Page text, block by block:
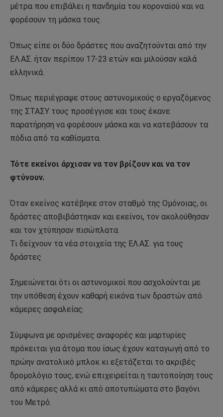
μέτρα που επιβάλει η πανδημία του κοροναϊού και να
φορέσουν τη μάσκα τους.
Όπως είπε οι δύο δράστες που αναζητούνται από την
ΕΛ.ΑΣ. ήταν περίπου 17-23 ετών και μιλούσαν καλά
ελληνικά.
Όπως περιέγραψε στους αστυνομικούς ο εργαζόμενος
της ΣΤΑΣΥ τους προσέγγισε και τους έκανε
παρατήρηση να φορέσουν μάσκα και να κατεβάσουν τα
πόδια από τα καθίσματα.
Τότε εκείνοι άρχισαν να τον βρίζουν και να τον
φτύνουν.
Όταν εκείνος κατέβηκε στον σταθμό της Ομόνοιας, οι
δράστες αποβιβάστηκαν και εκείνοι, τον ακολούθησαν
και τον χτύπησαν πισώπλατα.
Τι δείχνουν τα νέα στοιχεία της ΕΛ.ΑΣ. για τους
δράστες
Σημειώνεται ότι οι αστυνομικοί που ασχολούνται με
την υπόθεση έχουν καθαρή εικόνα των δραστών από
κάμερες ασφαλείας.
Σύμφωνα με ορισμένες αναφορές και μαρτυρίες
πρόκειται για άτομα που ίσως έχουν καταγωγή από το
πρώην ανατολικό μπλοκ κι εξετάζεται το ακριβές
δρομολόγιο τους, ενώ επιχειρείται η ταυτοποίηση τους
από κάμερες αλλά κι από αποτυπώματα στο βαγόνι
του Μετρό.